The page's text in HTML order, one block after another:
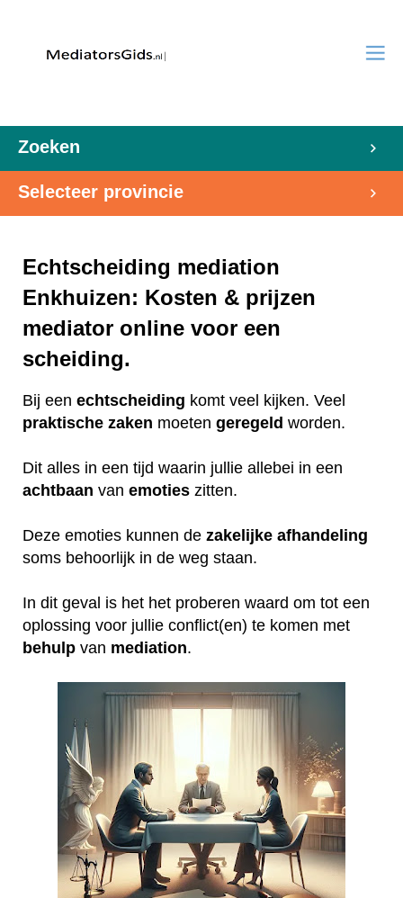
Zoeken
Selecteer provincie
Echtscheiding mediation
Enkhuizen: Kosten & prijzen
mediator online voor een
scheiding.
Bij een echtscheiding komt veel kijken. Veel
praktische zaken moeten geregeld worden.
Dit alles in een tijd waarin jullie allebei in een
achtbaan van emoties zitten.
Deze emoties kunnen de zakelijke afhandeling
soms behoorlijk in de weg staan.
In dit geval is het het proberen waard om tot een
oplossing voor jullie conflict(en) te komen met
behulp van mediation.